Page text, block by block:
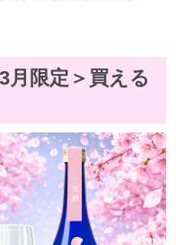
月限定＞買える